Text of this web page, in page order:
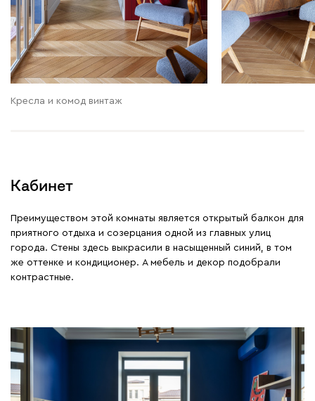
Кресла и комод винтаж
Кабинет
Преимуществом этой комнаты является открытый балкон для
приятного отдыха и созерцания одной из главных улиц
города. Стены здесь выкрасили в насыщенный синий, в том
же оттенке и кондиционер. А мебель и декор подобрали
контрастные.